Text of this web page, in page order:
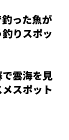
った魚が
りスポッ
雲海を見
スポット